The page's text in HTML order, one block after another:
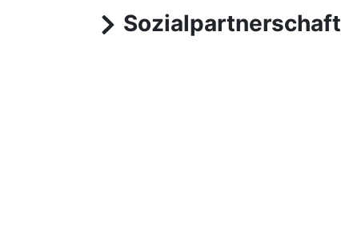
Sozialpartnerschaft